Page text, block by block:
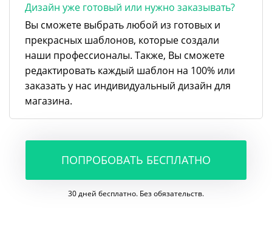
Дизайн уже готовый или нужно заказывать?
Вы сможете выбрать любой из готовых и
прекрасных шаблонов, которые создали
наши профессионалы. Также, Вы сможете
редактировать каждый шаблон на 100% или
заказать у нас индивидуальный дизайн для
магазина.
ПОПРОБОВАТЬ БЕСПЛАТНО
30 дней бесплатно. Без обязательств.